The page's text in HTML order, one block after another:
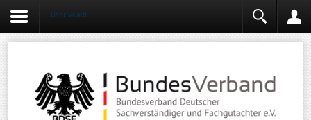
User VCard
Angemeldet bleiben